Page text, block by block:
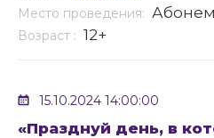
Место проведения:
Возраст : 12+
15.10.2024 14:00:00
«Празднуй день, в